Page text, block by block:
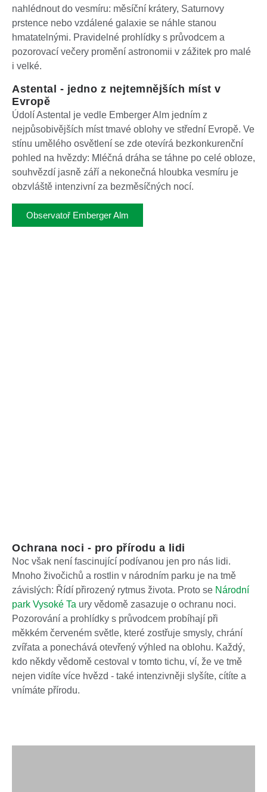
nahlédnout do vesmíru: měsíční krátery, Saturnovy
prstence nebo vzdálené galaxie se náhle stanou
hmatatelnými. Pravidelné prohlídky s průvodcem a
pozorovací večery promění astronomii v zážitek pro malé
i velké.
Astental - jedno z nejtemnějších míst v
Evropě
Údolí Astental je vedle Emberger Alm jedním z
nejpůsobivějších míst tmavé oblohy ve střední Evropě. Ve
stínu umělého osvětlení se zde otevírá bezkonkurenční
pohled na hvězdy: Mléčná dráha se táhne po celé obloze,
souhvězdí jasně září a nekonečná hloubka vesmíru je
obzvláště intenzivní za bezměsíčných nocí.
Observatoř Emberger Alm
Ochrana noci - pro přírodu a lidi
Noc však není fascinující podívanou jen pro nás lidi.
Mnoho živočichů a rostlin v národním parku je na tmě
závislých: Řídí přirozený rytmus života. Proto se Národní
park Vysoké Ta ury vědomě zasazuje o ochranu noci.
Pozorování a prohlídky s průvodcem probíhají při
měkkém červeném světle, které zostřuje smysly, chrání
zvířata a ponechává otevřený výhled na oblohu. Každý,
kdo někdy vědomě cestoval v tomto tichu, ví, že ve tmě
nejen vidíte více hvězd - také intenzivněji slyšíte, cítíte a
vnímáte přírodu.